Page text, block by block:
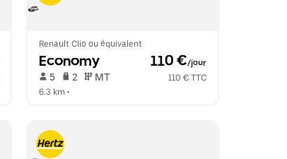
Renault Clio ou équivalent
Economy 110 €/jour
5 2 MT
110 € TTC
6.3 km •